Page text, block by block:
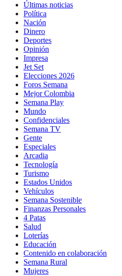
Últimas noticias
Política
Nación
Dinero
Deportes
Opinión
Impresa
Jet Set
Elecciones 2026
Foros Semana
Mejor Colombia
Semana Play
Mundo
Confidenciales
Semana TV
Gente
Especiales
Arcadia
Tecnología
Turismo
Estados Unidos
Vehículos
Semana Sostenible
Finanzas Personales
4 Patas
Salud
Loterías
Educación
Contenido en colaboración
Semana Rural
Mujeres